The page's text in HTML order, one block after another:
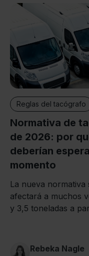
Reglas del tacógrafo
Normativa de
de 2026: por
deberían
momento
La nueva
afectará a muchos
y 3,5 toneladas a
importante
Rebeka Nagle